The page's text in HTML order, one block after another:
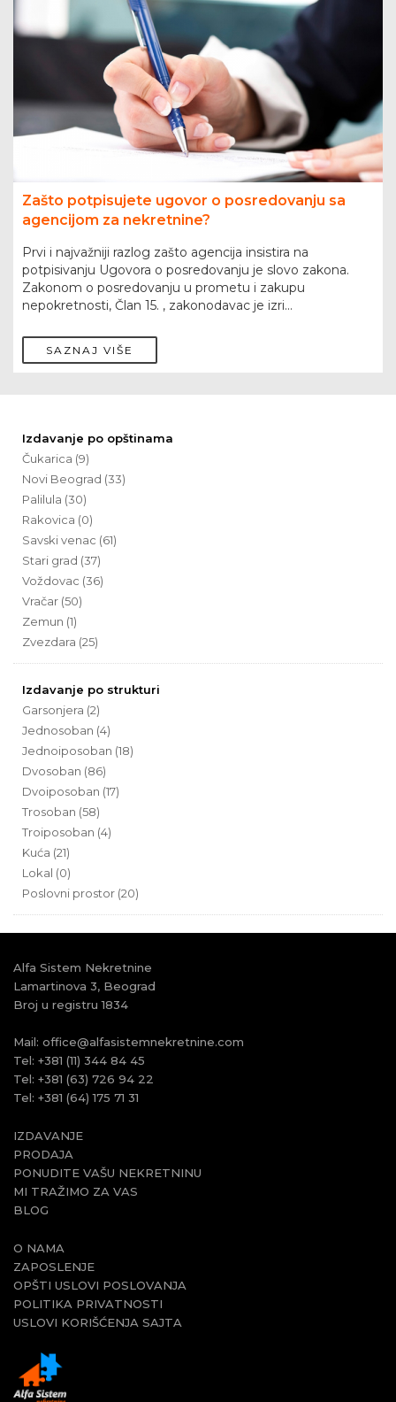
Zašto potpisujete ugovor o posredovanju sa
agencijom za nekretnine?
Prvi i najvažniji razlog zašto agencija insistira na
potpisivanju Ugovora o posredovanju je slovo zakona.
Zakonom o posredovanju u prometu i zakupu
nepokretnosti, Član 15. , zakonodavac je izri...
SAZNAJ VIŠE
Izdavanje po opštinama
Čukarica (9)
Novi Beograd (33)
Palilula (30)
Rakovica (0)
Savski venac (61)
Stari grad (37)
Voždovac (36)
Vračar (50)
Zemun (1)
Zvezdara (25)
Izdavanje po strukturi
Garsonjera (2)
Jednosoban (4)
Jednoiposoban (18)
Dvosoban (86)
Dvoiposoban (17)
Trosoban (58)
Troiposoban (4)
Kuća (21)
Lokal (0)
Poslovni prostor (20)
Alfa Sistem Nekretnine
Lamartinova 3, Beograd
Broj u registru 1834
Mail: office@alfasistemnekretnine.com
Tel: +381 (11) 344 84 45
Tel: +381 (63) 726 94 22
Tel: +381 (64) 175 71 31
IZDAVANJE
PRODAJA
PONUDITE VAŠU NEKRETNINU
MI TRAŽIMO ZA VAS
BLOG
O NAMA
ZAPOSLENJE
OPŠTI USLOVI POSLOVANJA
POLITIKA PRIVATNOSTI
USLOVI KORIŠĆENJA SAJTA